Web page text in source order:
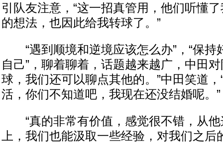
引队友注意，“这一招真管用，他们听懂
的想法，也因此给我转球了。”
“遇到顺境和逆境应该怎么办”，“保持
自己”，聊着聊着，话题越来越广，中田
球，我们还可以聊点其他的。”中田笑道
活，你们不知道吧，我现在还没结婚呢。”
“真的非常有价值，感觉很不错，从他
上，我们也能汲取一些经验，对我们之后